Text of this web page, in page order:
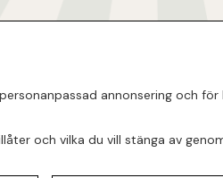
annonsering och
och vilka du vill stänga av